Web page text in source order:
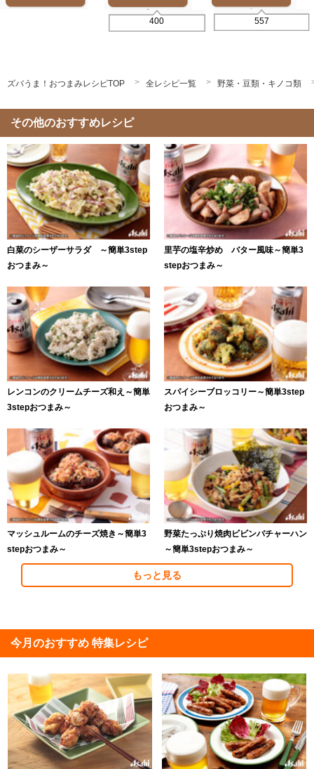
400 557
ズバうま！おつまみレシピTOP 全レシピ一覧 野菜・豆類・キノコ類
その他のおすすめレシピ
白菜のシーザーサラダ ～簡単3step
おつまみ～
里芋の塩辛炒め バター風味～簡単3
stepおつまみ～
レンコンのクリームチーズ和え～簡単
3stepおつまみ～
スパイシーブロッコリー～簡単3step
おつまみ～
マッシュルームのチーズ焼き～簡単3
stepおつまみ～
野菜たっぷり焼肉ビビンバチャーハン
～簡単3stepおつまみ～
もっと見る
今月のおすすめ 特集レシピ